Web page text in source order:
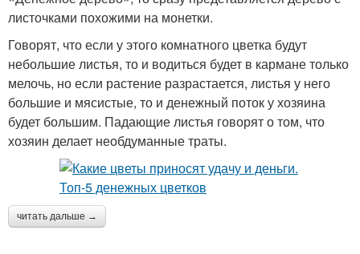
листочками похожими на монетки.
Говорят, что если у этого комнатного цветка будут
небольшие листья, то и водиться будет в кармане только
мелочь, но если растение разрастается, листья у него
большие и мясистые, то и денежный поток у хозяина
будет большим. Падающие листья говорят о том, что
хозяин делает необдуманные траты.
читать дальше →